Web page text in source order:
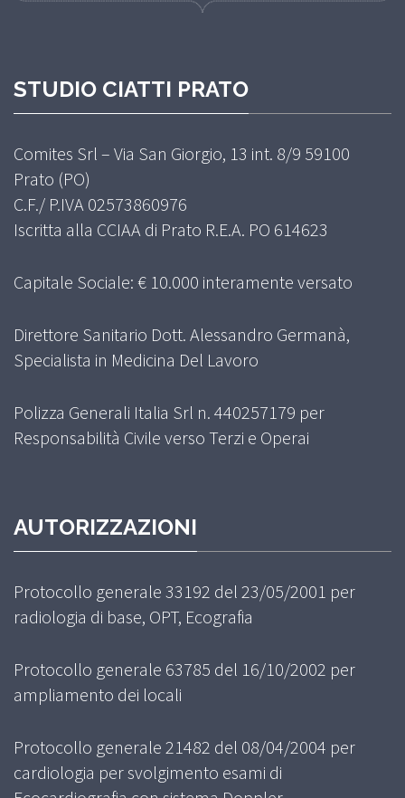
STUDIO CIATTI PRATO
Comites Srl – Via San Giorgio, 13 int. 8/9 59100
Prato (PO)
C.F./ P.IVA 02573860976
Iscritta alla CCIAA di Prato R.E.A. PO 614623
Capitale Sociale: € 10.000 interamente versato
Direttore Sanitario Dott. Alessandro Germanà,
Specialista in Medicina Del Lavoro
Polizza Generali Italia Srl n. 440257179 per
Responsabilità Civile verso Terzi e Operai
AUTORIZZAZIONI
Protocollo generale 33192 del 23/05/2001 per
radiologia di base, OPT, Ecografia
Protocollo generale 63785 del 16/10/2002 per
ampliamento dei locali
Protocollo generale 21482 del 08/04/2004 per
cardiologia per svolgimento esami di